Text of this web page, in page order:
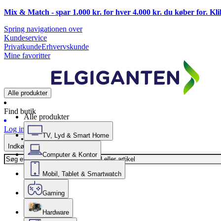
Mix & Match - spar 1.000 kr. for hver 4.000 kr. du køber for.
Spring navigationen over
Kundeservice
PrivatkundeErhvervskunde
Mine favoritter
Alle produkter
Find butik
Log ind
Indkøbskurv
Alle produkter
TV, Lyd & Smart Home
Computer & Kontor
Mobil, Tablet & Smartwatch
Gaming
Hardware